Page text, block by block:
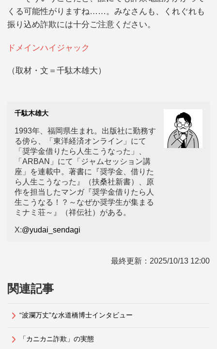
くる可能性がりますね……。みなさんも、くれぐれも
振り込め詐欺には十分ご注意ください。
ドメインハイジャック
（取材・文＝千駄木雄大）
千駄木雄大
1993年、福岡県生まれ。出版社に勤務す
る傍ら、「東洋経済オンライン」にて
「奨学金借りたら人生こうなった」、
「ARBAN」にて「ジャムセッション講
座」を連載中。著書に『奨学金、借りた
ら人生こうなった』（扶桑社新書）、原
作を担当したマンガ『奨学金借りたら人
生こうなる！？～なぜか奨学生が集まる
ミナミ荘～』（祥伝社）がある。
X:@yudai_sendagi
最終更新： 2025/10/13 12:00
関連記事
“波瀾万丈”な水道橋博士インタビュー
「カニカニ詐欺」の実態